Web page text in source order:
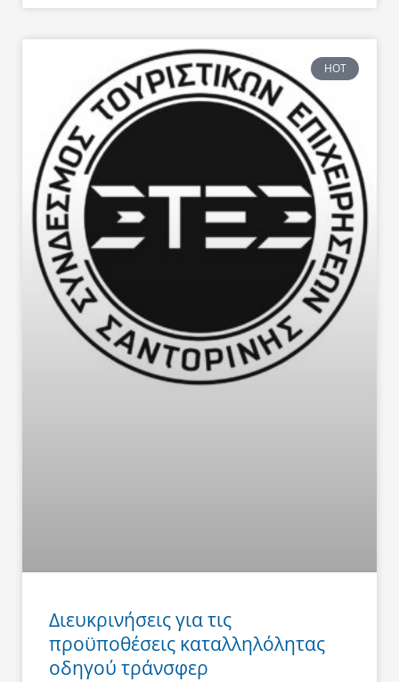
HOT
Διευκρινήσεις για τις
προϋποθέσεις καταλληλόλητας
οδηγού τράνσφερ